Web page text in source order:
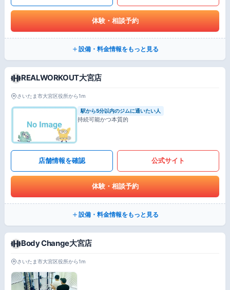
体験・相談予約
設備・料金情報をもっと見る
REALWORKOUT大宮店
さいたま市大宮区役所から1m
駅から5分以内のジムに通いたい人
持続可能かつ本質的
店舗情報を確認 公式サイト
体験・相談予約
設備・料金情報をもっと見る
Body Change大宮店
さいたま市大宮区役所から1m